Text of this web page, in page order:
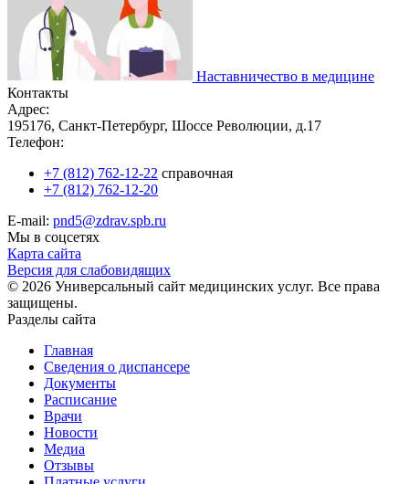
Наставничество в медицине
Контакты
Адрес:
195176, Санкт-Петербург, Шоссе Революции, д.17
Телефон:
+7 (812) 762-12-22 справочная
+7 (812) 762-12-20
E-mail: pnd5@zdrav.spb.ru
Мы в соцсетях
Карта сайта
Версия для слабовидящих
© 2026 Универсальный сайт медицинских услуг. Все права
защищены.
Разделы сайта
Главная
Сведения о диспансере
Документы
Расписание
Врачи
Новости
Медиа
Отзывы